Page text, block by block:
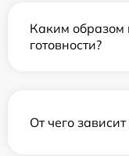
Каким образом
готовности?
От чего